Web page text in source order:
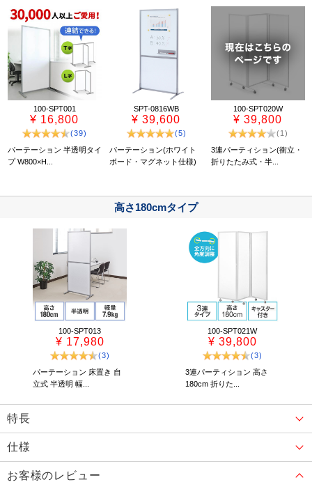
100-SPT001
¥ 16,800
(39)
パーテーション 半透明タイ
プ W800×H...
SPT-0816WB
¥ 39,600
(5)
パーテーション(ホワイト
ボード・マグネット仕様)
100-SPT020W
¥ 39,800
(1)
3連パーティション(衝立・
折りたたみ式・半...
高さ180cmタイプ
100-SPT013
¥ 17,980
(3)
パーテーション 床置き 自
立式 半透明 幅...
100-SPT021W
¥ 39,800
(3)
3連パーティション 高さ
180cm 折りた...
特長
仕様
お客様のレビュー